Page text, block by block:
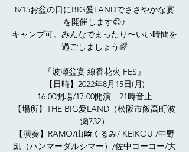
8/15お盆の日にBIG愛LANDでささやかな宴
を開催します😊♪
キャンプ可。みんなでまったり〜いい時間を
過ごしましょう🌈
『波瀬盆宴 線香花火 FES』
【日時】2022年8月15日(月)
16:00開場/17:00開演 21時音止
【場所】THE BIG愛LAND（松阪市飯高町波
瀬732）
【演奏】RAMO/山﨑くるみ/ KEIKOU /中野
凱（ハンマーダルシマー）/佐中コーコー/大